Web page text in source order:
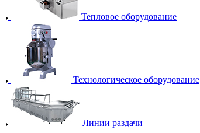
Тепловое оборудование
Технологическое оборудование
Линии раздачи